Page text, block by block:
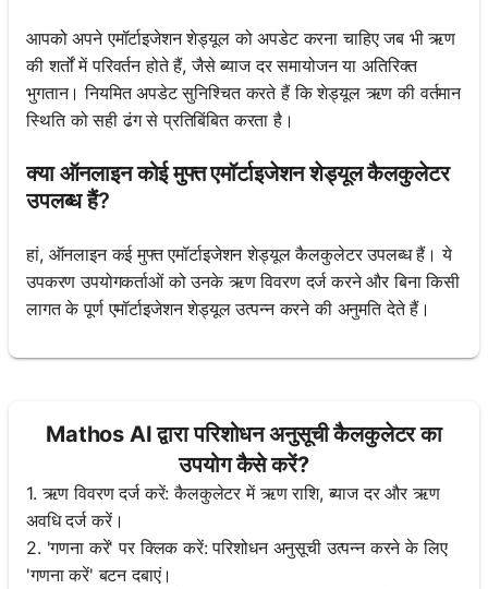
आपको अपने एमॉर्टाइजेशन शेड्यूल को अपडेट करना चाहिए जब भी ऋण
की शर्तों में परिवर्तन होते हैं, जैसे ब्याज दर समायोजन या अतिरिक्त
भुगतान। नियमित अपडेट सुनिश्चित करते हैं कि शेड्यूल ऋण की वर्तमान
स्थिति को सही ढंग से प्रतिबिंबित करता है।
क्या ऑनलाइन कोई मुफ्त एमॉर्टाइजेशन शेड्यूल कैलकुलेटर
उपलब्ध हैं?
हां, ऑनलाइन कई मुफ्त एमॉर्टाइजेशन शेड्यूल कैलकुलेटर उपलब्ध हैं। ये
उपकरण उपयोगकर्ताओं को उनके ऋण विवरण दर्ज करने और बिना किसी
लागत के पूर्ण एमॉर्टाइजेशन शेड्यूल उत्पन्न करने की अनुमति देते हैं।
Mathos AI द्वारा परिशोधन अनुसूची कैलकुलेटर का
उपयोग कैसे करें?
1. ऋण विवरण दर्ज करें: कैलकुलेटर में ऋण राशि, ब्याज दर और ऋण
अवधि दर्ज करें।
2. 'गणना करें' पर क्लिक करें: परिशोधन अनुसूची उत्पन्न करने के लिए
'गणना करें' बटन दबाएं।